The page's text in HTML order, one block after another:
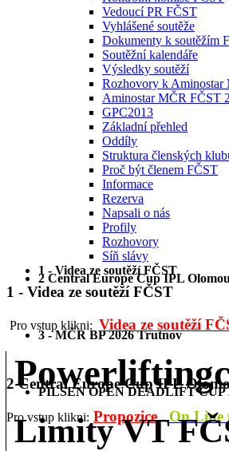
Vedoucí PR FČST
Vyhlášené soutěže
Dokumenty k soutěžím
Soutěžní kalendáře
Výsledky soutěží
Rozhovory k Aminostar
Aminostar MČR FČST
GPC2013
Základní přehled
Oddíly
Struktura členských
Proč být členem FČST
Informace
Rezerva
Napsali o nás
Profily
Rozhovory
Síň slávy
1 - Videa ze soutěží FČST
2 Central Europe Cup IPL
3 - MČR BP 2026 Trutnov
PILSEN OPEN DEADLIFT CUP
1 - Videa ze soutěží FČST
Pro vstup klikni: Videa ze soutěží
2 Central Europe Cup IPL
Pro vstup klikni: Propozice On Line
Limity VT